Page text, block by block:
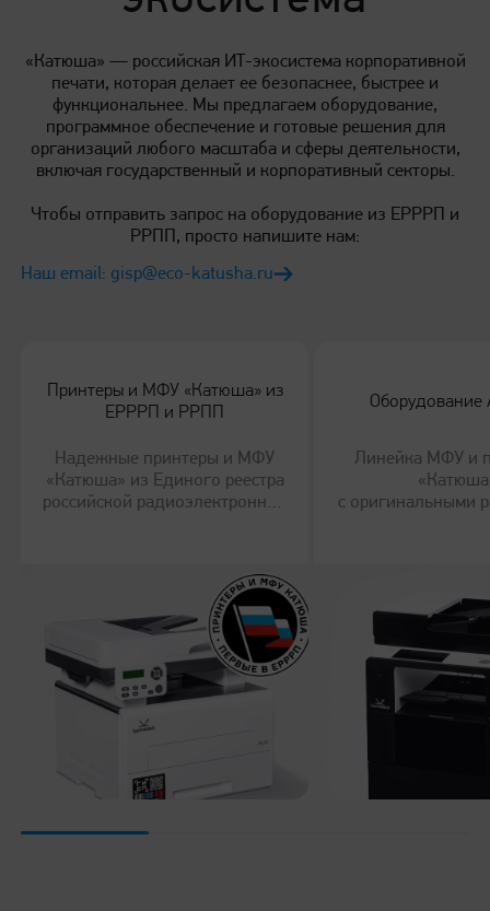
Расходные материалы
Сертификаты "Сервисная модель Катюша"
Оформление гарантийного талона
IV всероссийские Игры инженеров Катюша
Аутсорсинг печати
Обновление прошивки серии 247
Обновление прошивки серии 240
«Катюша» — российская ИТ-экосистема корпоративной
печати, которая делает ее безопаснее, быстрее и
функциональнее. Мы предлагаем оборудование,
программное обеспечение и готовые решения для
организаций любого масштаба и сферы деятельности,
включая государственный и корпоративный секторы.
Чтобы отправить запрос на оборудование из ЕРРРП и
РРПП, просто напишите нам:
Наш email: gisp@eco-katusha.ru
Принтеры и МФУ «Катюша» из
ЕРРРП и РРПП
Надежные принтеры и МФУ
«Катюша» из Единого реестра
российской радиоэлектронной
Оборудование
Линейка МФУ и
с оригинальными